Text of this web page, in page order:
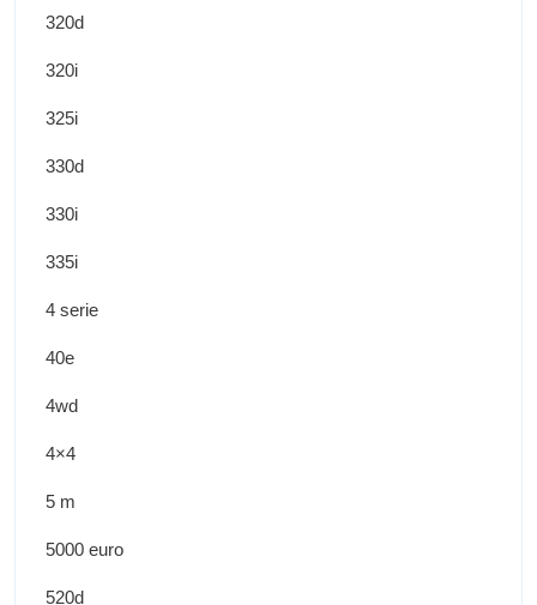
320d
320i
325i
330d
330i
335i
4 serie
40e
4wd
4×4
5 m
5000 euro
520d